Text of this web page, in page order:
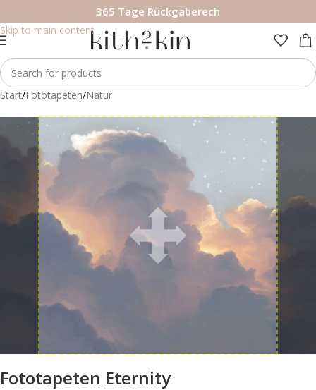
Skip to main content
365 Tage Rückgaberech
Start/Fototapeten/Natur
Fototapeten Eternity